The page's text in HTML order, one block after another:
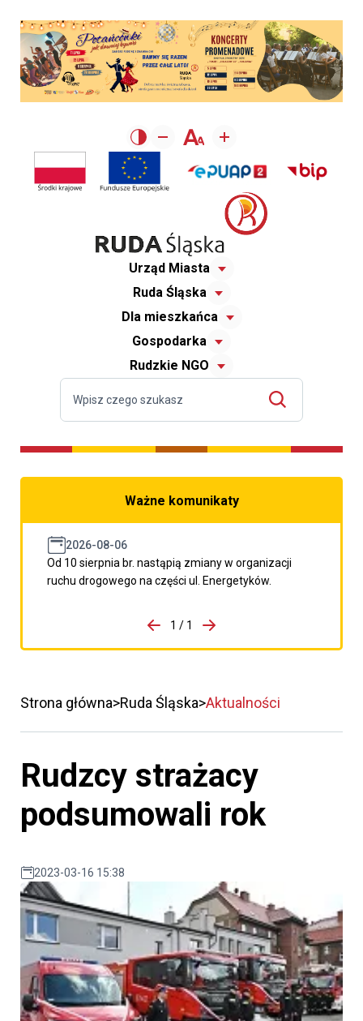
Urząd Miasta
Ruda Śląska
Dla mieszkańca
Gospodarka
Rudzkie NGO
Ważne komunikaty
2026-08-06
Od 10 sierpnia br. nastąpią zmiany w organizacji
ruchu drogowego na części ul. Energetyków.
porzpedniego komunikatu
1 / 1
Przejdź do następnego
Strona główna Ruda Śląska Aktualności
Rudzcy strażacy
podsumowali rok
2023-03-16 15:38